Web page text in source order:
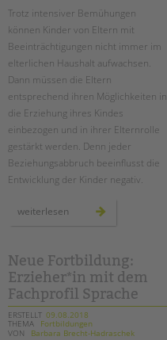
Trotz intensiver Bemühungen
können Kinder von Eltern mit
Beeinträchtigungen nicht immer im
elterlichen Haushalt aufwachsen.
Dann müssen die Eltern
entsprechend ihren Möglichkeiten in
die Erziehung ihres Kindes
einbezogen und in ihrer Elternrolle
gestärkt werden. Denn jeder
Beziehungsabbruch beeinflusst die
Entwicklung der Kinder negativ.
weiterlesen
bleiben
räumlicher
trennung
Neue Fortbildung:
Erzieher*in mit dem
Fachprofil Sprache
ERSTELLT 09.08.2018
THEMA
Fortbildungen
VON
Barbara Brecht-Hadraschek